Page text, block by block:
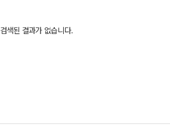
검색된 결과가 없습니다.